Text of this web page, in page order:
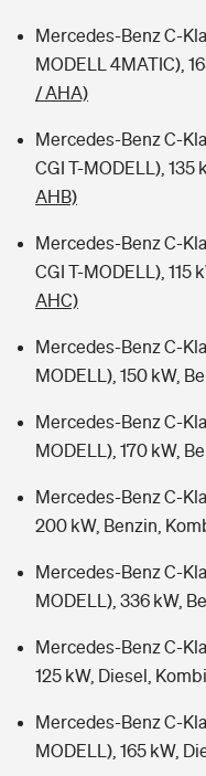
Mercedes-Benz C-
MODELL 4MATIC),
/ AHA)
Mercedes-Benz C-
CGI T-MODELL),
AHB)
Mercedes-Benz C-
CGI T-MODELL), 115
AHC)
Mercedes-Benz C-
MODELL), 150 kW,
Mercedes-Benz C-
MODELL), 170 kW,
Mercedes-Benz C-
200 kW, Benzin,
Mercedes-Benz C-
MODELL), 336 kW,
Mercedes-Benz C-
125 kW, Diesel,
Mercedes-Benz C-
MODELL), 165 kW,